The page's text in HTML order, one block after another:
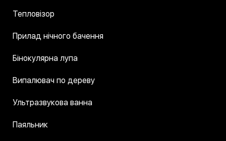
Тепловізор
Прилад нічного бачення
Бінокулярна лупа
Випалювач по дереву
Ультразвукова ванна
Паяльник